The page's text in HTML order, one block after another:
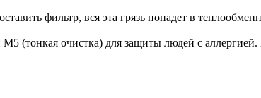
фильтр, вся эта грязь попадет в
(тонкая очистка) для защиты людей с